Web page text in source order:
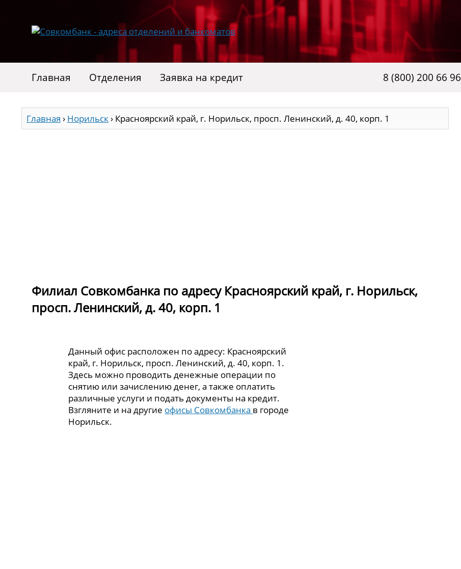
Главная Отделения Заявка на кредит 8 (800) 200 66 96
Главная › Норильск› Красноярский край, г. Норильск, просп. Ленинский, д. 40, корп. 1
Филиал Совкомбанка по адресу Красноярский край, г. Норильск,
просп. Ленинский, д. 40, корп. 1
Данный офис расположен по адресу: Красноярский
край, г. Норильск, просп. Ленинский, д. 40, корп. 1.
Здесь можно проводить денежные операции по
снятию или зачислению денег, а также оплатить
различные услуги и подать документы на кредит.
Взгляните и на другие офисы Совкомбанка в городе
Норильск.